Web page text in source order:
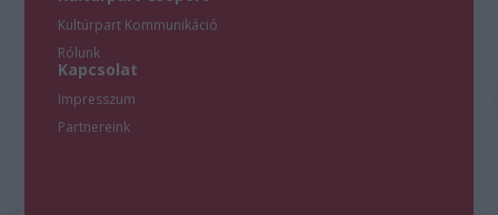
Kultúrpart Kommunikáció
Rólunk
Kapcsolat
Impresszum
Partnereink